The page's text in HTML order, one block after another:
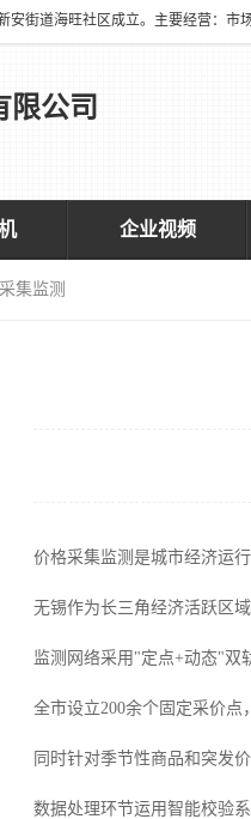
限公司
企业视频
集监测
价格采集监测是城市经济运
无锡作为长三角经济活跃区
监测网络采用"定点+动态"双
全市设立200余个固定采价点
同时针对季节性商品和突发
数据处理环节运用智能校验